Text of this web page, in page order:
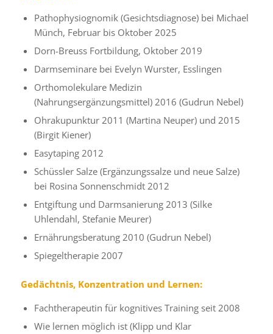
Pathophysiognomik (Gesichtsdiagnose) bei Michael
Münch, Februar bis Oktober 2025
Dorn-Breuss Fortbildung, Oktober 2019
Darmseminare bei Evelyn Wurster, Esslingen
Orthomolekulare Medizin
(Nahrungsergänzungsmittel) 2016 (Gudrun Nebel)
Ohrakupunktur 2011 (Martina Neuper) und 2015
(Birgit Kiener)
Easytaping 2012
Schüssler Salze (Ergänzungssalze und neue Salze)
bei Rosina Sonnenschmidt 2012
Entgiftung und Darmsanierung 2013 (Silke
Uhlendahl, Stefanie Meurer)
Ernährungsberatung 2010 (Gudrun Nebel)
Spiegeltherapie 2007
Gedächtnis, Konzentration und Lernen:
Fachtherapeutin für kognitives Training seit 2008
Wie lernen möglich ist (Klipp und Klar